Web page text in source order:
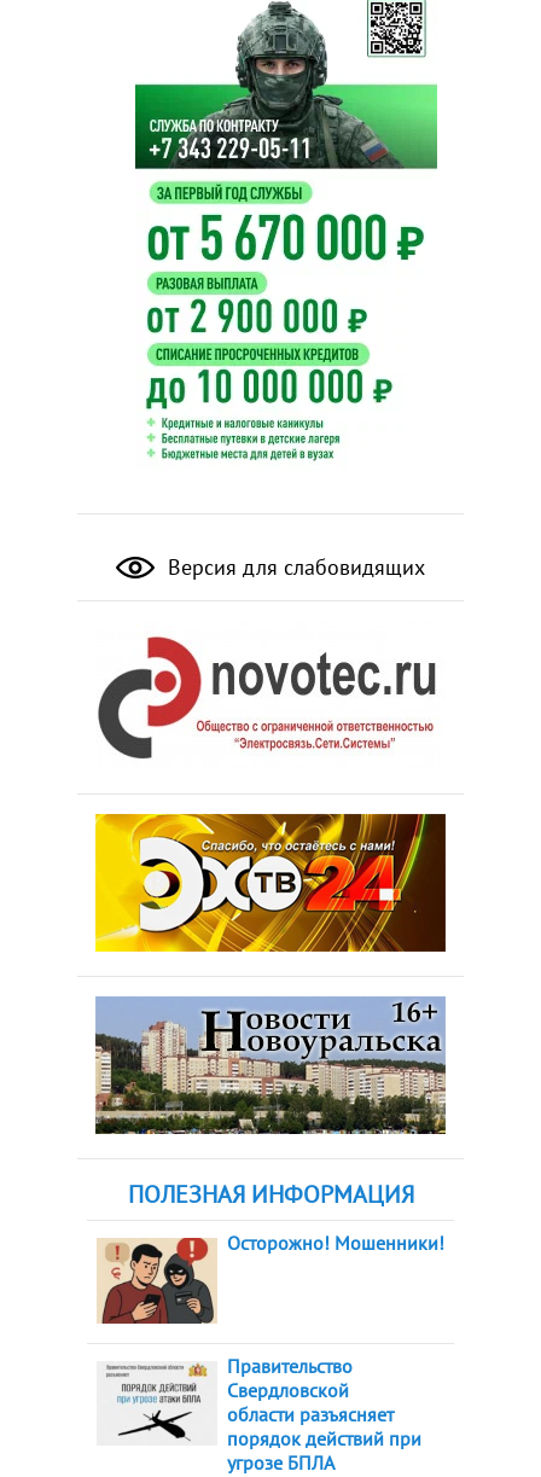
Версия для слабовидящих
ПОЛЕЗНАЯ ИНФОРМАЦИЯ
Осторожно! Мошенники!
Правительство
Свердловской
области разъясняет
порядок действий при
угрозе БПЛА